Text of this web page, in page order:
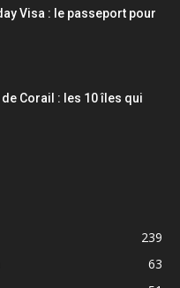
Visa : le passeport pour
Corail : les 10 îles qui
239
63